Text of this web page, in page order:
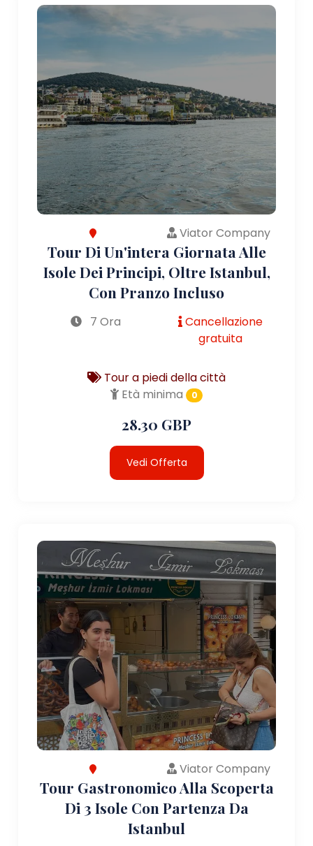
Viator Company
Tour Di Un'intera Giornata Alle
Isole Dei Principi, Oltre Istanbul,
Con Pranzo Incluso
7 Ora
Cancellazione
gratuita
Tour a piedi della città
Età minima
0
28.30 GBP
Vedi Offerta
Viator Company
Tour Gastronomico Alla Scoperta
Di 3 Isole Con Partenza Da
Istanbul